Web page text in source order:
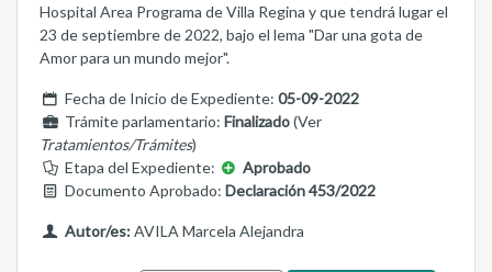
Hospital Area Programa de Villa Regina y que tendrá lugar el
23 de septiembre de 2022, bajo el lema "Dar una gota de
Amor para un mundo mejor".
Fecha de Inicio de Expediente: 05-09-2022
Trámite parlamentario: Finalizado(Ver
Tratamientos/Trámites)
Etapa del Expediente:
Aprobado
Documento Aprobado: Declaración 453/2022
Autor/es:AVILA Marcela Alejandra